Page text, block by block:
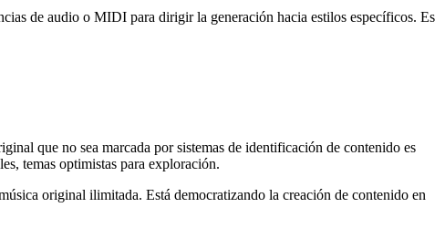
de audio o MIDI para dirigir la generación hacia estilos específicos. Es
que no sea marcada por sistemas de identificación de contenido es
temas optimistas para exploración.
original ilimitada. Está democratizando la creación de contenido en